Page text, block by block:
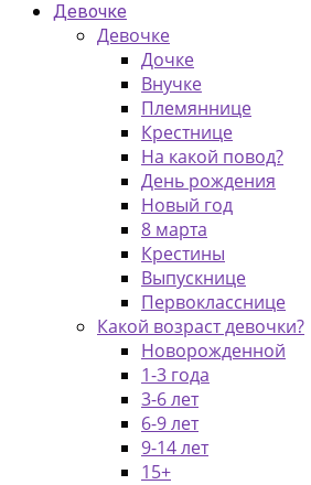
Девочке
Девочке
Дочке
Внучке
Племяннице
Крестнице
На какой повод?
День рождения
Новый год
8 марта
Крестины
Выпускнице
Первокласснице
Какой возраст девочки?
Новорожденной
1-3 года
3-6 лет
6-9 лет
9-14 лет
15+